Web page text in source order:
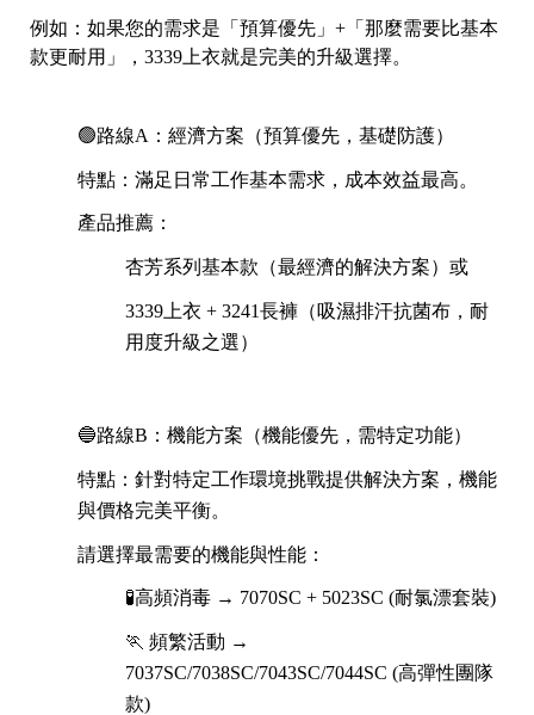
例如：如果您的需求是「預算優先」+「那麼需要比基本
款更耐用」，3339上衣就是完美的升級選擇。
🟢路線A：經濟方案（預算優先，基礎防護）
特點：滿足日常工作基本需求，成本效益最高。
產品推薦：
杏芳系列基本款（最經濟的解決方案）或
3339上衣 + 3241長褲（吸濕排汗抗菌布，耐
用度升級之選）
🔵路線B：機能方案（機能優先，需特定功能）
特點：針對特定工作環境挑戰提供解決方案，機能
與價格完美平衡。
請選擇最需要的機能與性能：
🧪高頻消毒 → 7070SC + 5023SC (耐氯漂套裝)
🏃 頻繁活動 →
7037SC/7038SC/7043SC/7044SC (高彈性團隊
款)